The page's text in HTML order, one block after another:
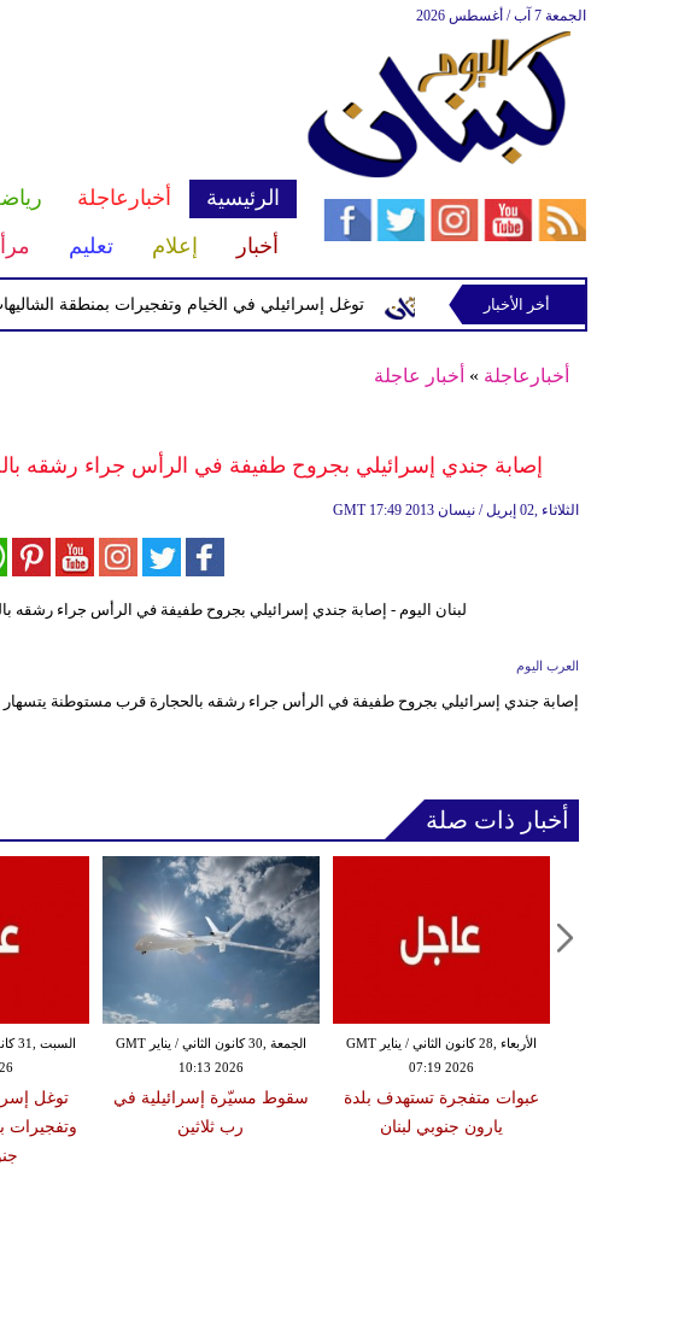
الجمعة 7 آب / أغسطس 2026
الرئيسية أخبارعاجلة
أخبار
إعلام تعليم
توغل إسرائيلي في الخيام وتفجيرات بمنطقة الشاليهات جنوب في رب ثلاثين
أخر الأخبار
أخبارعاجلة » أخبار عاجلة
إصابة جندي إسرائيلي بجروح طفيفة في الرأس جراء رشقه
GMT 17:49 2013 الثلاثاء ,02 إبريل / نيسان
العرب اليوم
إصابة جندي إسرائيلي بجروح طفيفة في الرأس جراء رشقه بالحجارة قرب مستوطنة
أخبار ذات صلة
توغل
وتفجيرات
الجمعة ,30 كانون الثاني / يناير GMT
10:13 2026
سقوط مسيّرة إسرائيلية في
رب ثلاثين
الأربعاء ,28 كانون الثاني / يناير GMT
07:19 2026
عبوات متفجرة تستهدف بلدة
يارون جنوبي لبنان